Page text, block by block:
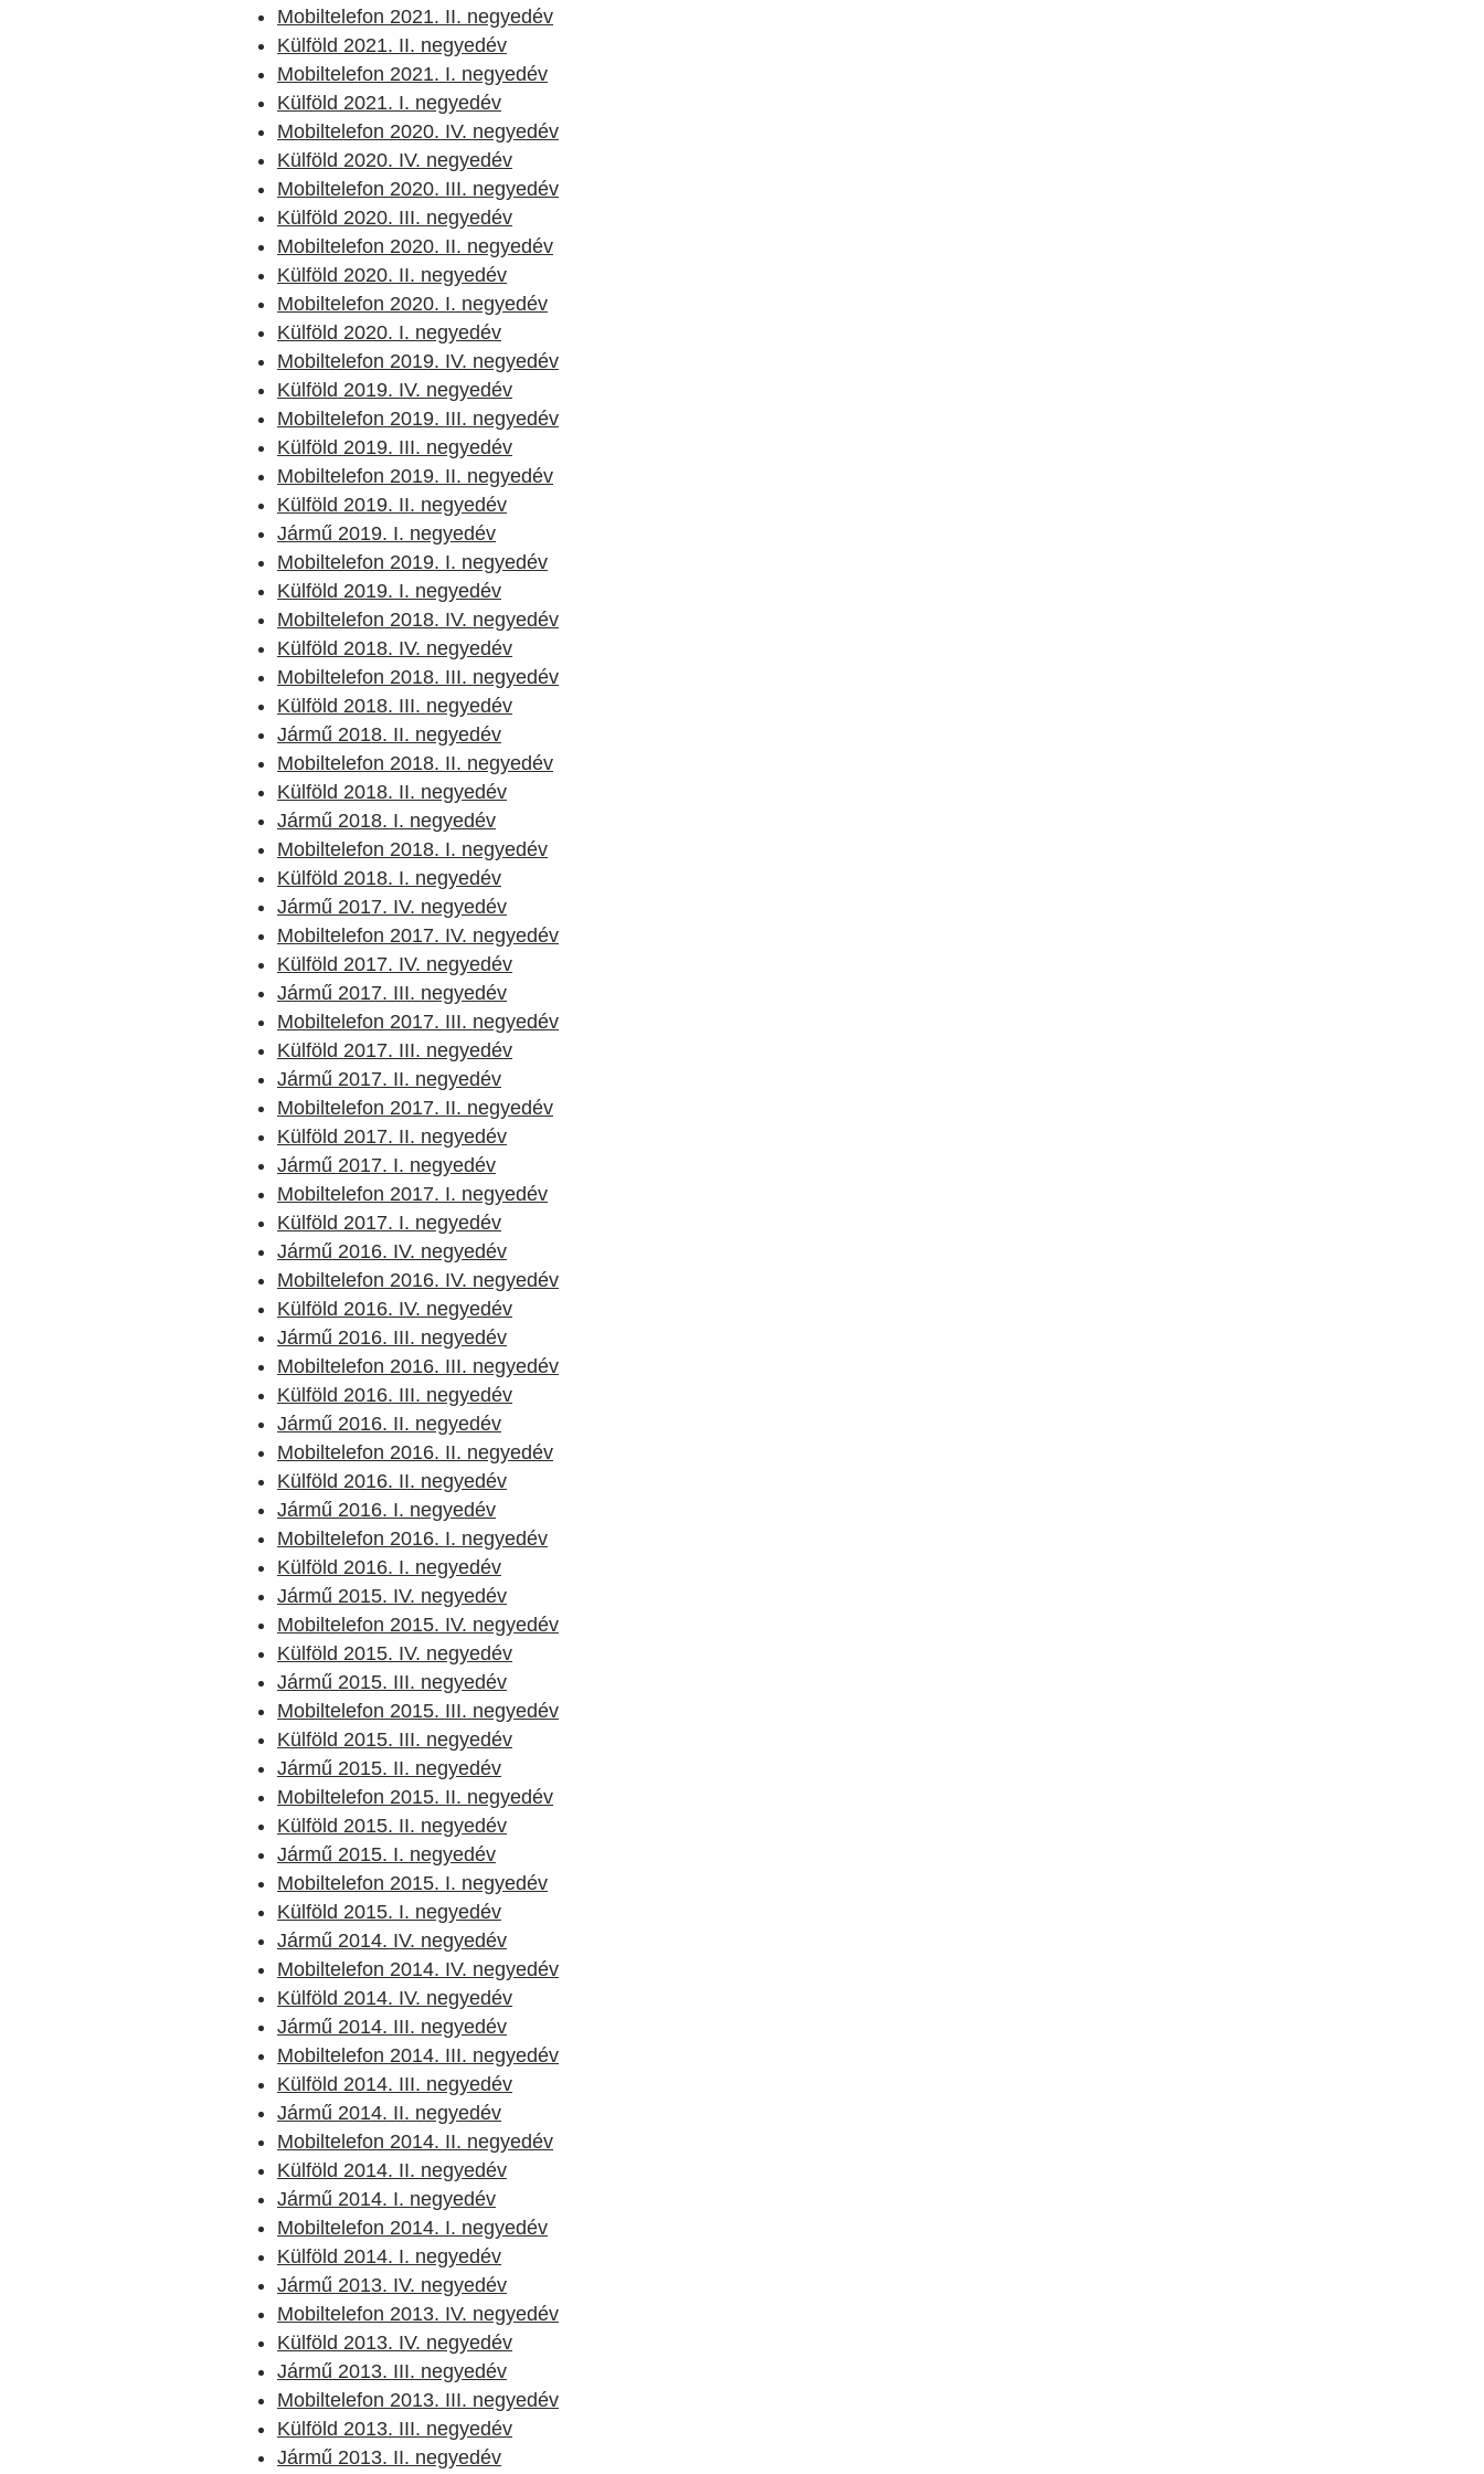
Mobiltelefon 2021. II. negyedév
Külföld 2021. II. negyedév
Mobiltelefon 2021. I. negyedév
Külföld 2021. I. negyedév
Mobiltelefon 2020. IV. negyedév
Külföld 2020. IV. negyedév
Mobiltelefon 2020. III. negyedév
Külföld 2020. III. negyedév
Mobiltelefon 2020. II. negyedév
Külföld 2020. II. negyedév
Mobiltelefon 2020. I. negyedév
Külföld 2020. I. negyedév
Mobiltelefon 2019. IV. negyedév
Külföld 2019. IV. negyedév
Mobiltelefon 2019. III. negyedév
Külföld 2019. III. negyedév
Mobiltelefon 2019. II. negyedév
Külföld 2019. II. negyedév
Jármű 2019. I. negyedév
Mobiltelefon 2019. I. negyedév
Külföld 2019. I. negyedév
Mobiltelefon 2018. IV. negyedév
Külföld 2018. IV. negyedév
Mobiltelefon 2018. III. negyedév
Külföld 2018. III. negyedév
Jármű 2018. II. negyedév
Mobiltelefon 2018. II. negyedév
Külföld 2018. II. negyedév
Jármű 2018. I. negyedév
Mobiltelefon 2018. I. negyedév
Külföld 2018. I. negyedév
Jármű 2017. IV. negyedév
Mobiltelefon 2017. IV. negyedév
Külföld 2017. IV. negyedév
Jármű 2017. III. negyedév
Mobiltelefon 2017. III. negyedév
Külföld 2017. III. negyedév
Jármű 2017. II. negyedév
Mobiltelefon 2017. II. negyedév
Külföld 2017. II. negyedév
Jármű 2017. I. negyedév
Mobiltelefon 2017. I. negyedév
Külföld 2017. I. negyedév
Jármű 2016. IV. negyedév
Mobiltelefon 2016. IV. negyedév
Külföld 2016. IV. negyedév
Jármű 2016. III. negyedév
Mobiltelefon 2016. III. negyedév
Külföld 2016. III. negyedév
Jármű 2016. II. negyedév
Mobiltelefon 2016. II. negyedév
Külföld 2016. II. negyedév
Jármű 2016. I. negyedév
Mobiltelefon 2016. I. negyedév
Külföld 2016. I. negyedév
Jármű 2015. IV. negyedév
Mobiltelefon 2015. IV. negyedév
Külföld 2015. IV. negyedév
Jármű 2015. III. negyedév
Mobiltelefon 2015. III. negyedév
Külföld 2015. III. negyedév
Jármű 2015. II. negyedév
Mobiltelefon 2015. II. negyedév
Külföld 2015. II. negyedév
Jármű 2015. I. negyedév
Mobiltelefon 2015. I. negyedév
Külföld 2015. I. negyedév
Jármű 2014. IV. negyedév
Mobiltelefon 2014. IV. negyedév
Külföld 2014. IV. negyedév
Jármű 2014. III. negyedév
Mobiltelefon 2014. III. negyedév
Külföld 2014. III. negyedév
Jármű 2014. II. negyedév
Mobiltelefon 2014. II. negyedév
Külföld 2014. II. negyedév
Jármű 2014. I. negyedév
Mobiltelefon 2014. I. negyedév
Külföld 2014. I. negyedév
Jármű 2013. IV. negyedév
Mobiltelefon 2013. IV. negyedév
Külföld 2013. IV. negyedév
Jármű 2013. III. negyedév
Mobiltelefon 2013. III. negyedév
Külföld 2013. III. negyedév
Jármű 2013. II. negyedév